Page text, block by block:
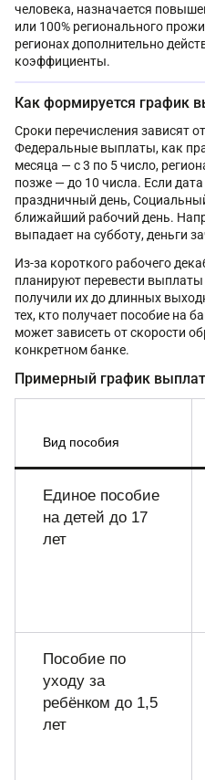
человека, назначается
или 100% регионального
регионах дополнительно
коэффициенты.
Как формируется график
Сроки перечисления зависят
Федеральные выплаты, как
месяца — с 3 по 5 число,
позже — до 10 числа. Если
праздничный день,
ближайший рабочий день.
выпадает на субботу, деньги
Из-за короткого рабочего
планируют перевести
получили их до длинных
тех, кто получает пособие на
может зависеть от скорости
конкретном банке.
Примерный график
Вид пособия
Единое пособие
на детей до 17
лет
Пособие по
уходу за
ребёнком до 1,5
лет